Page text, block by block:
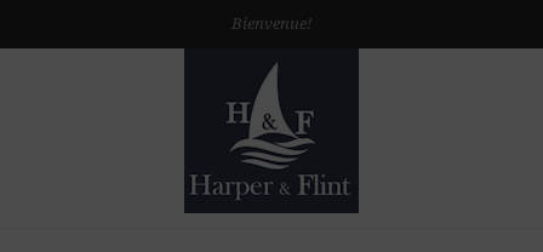
Bienvenue!